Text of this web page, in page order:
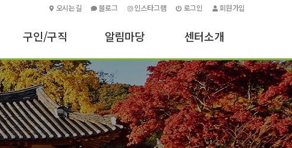
구인/구직
구인신청하기
구직신청하기
알림마당
기타안내
포토소식
센터소개
인사말
센터소개
주요업무
오시는길
오시는길 블로그 인스타그램 로그인 회원가입